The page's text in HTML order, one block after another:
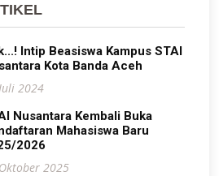
Intip Beasiswa Kampus STAI
Kota Banda Aceh
2024
Nusantara Kembali Buka
Mahasiswa Baru
2026
2025